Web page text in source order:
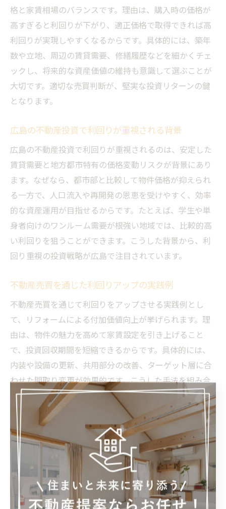
格と家賃相場のバランスです。理由は、購入時の価格が
高すぎると利回りが下がり、適正価格で取得できれば高
利回りが実現しやすくなるからです。具体的には、築年
数や立地、周辺の賃貸需要、修繕履歴などを細かくチェ
ックし、将来的な資産価値の維持も意識して選ぶことが
大切です。適切な売買判断が、堅実な投資リターンの鍵
となります。
広島の不動産投資で利回りが重視される背景
広島の不動産投資で利回りが重視されるのは、安定した
賃貸需要と地方都市特有の価格変動リスクが背景にあり
ます。なぜなら、都市部と比較して物件価格が抑えられ
る一方で、人口流入や再開発の恩恵を受けやすく、効率
的な資産運用が目指せるからです。たとえば、学生や単
身者向けのワンルーム需要が根強い地域では、比較的高
い利回りを狙うことができます。こうした背景から、利
回り重視の投資戦略が広島で注目されています。
不動産売買を通じた利回りアップの実践例
不動産売買を通じて利回りをアップさせる実践例とし
て、リフォームによる付加価値向上が挙げられます。理
由は、物件の魅力を高めて家賃設定を引き上げること
で、投資回収期間を短縮できるからです。具体的には、
内装や設備の更新、共用部分の改善、ターゲット層に合
わせた間取り変更が効果的です。こうした手法を組み合
わせることで、実際に賃料アップや空室率低下といった
成果が得られています。
利回り重視投資に最適な広島物件の特徴
利回り重視投資に最適な広島の物件は、駅から徒歩圏内
で生活インフラが整ったエリアに位置していることが特
徴です。なぜなら、こうした立地は安定した賃貸需要が
見込め、空室リスクを抑えられるからです。具体例とし